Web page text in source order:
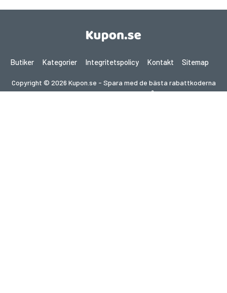
Butiker Kategorier Integritetspolicy Kontakt Sitemap
Copyright © 2026 Kupon.se - Spara med de bästa rabattkoderna
2026. Alla rättigheter förbehållna.